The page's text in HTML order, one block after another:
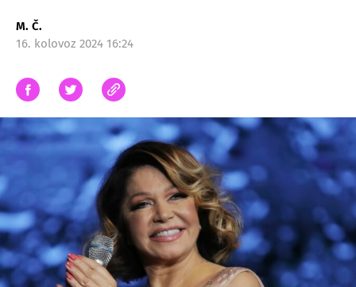
M. Č.
16. kolovoz 2024 16:24